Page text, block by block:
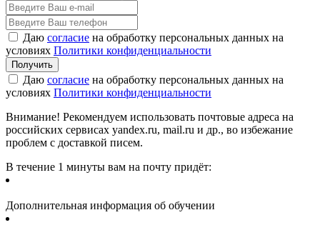
Даю согласие на обработку персональных данных на
условиях Политики конфиденциальности
Даю согласие на обработку персональных данных на
условиях Политики конфиденциальности
Внимание! Рекомендуем использовать почтовые адреса на
российских сервисах yandex.ru, mail.ru и др., во избежание
проблем с доставкой писем.
В течение 1 минуты вам на почту придёт:
Дополнительная информация об обучении